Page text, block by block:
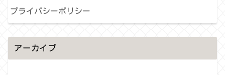
プライバシーポリシー
アーカイブ